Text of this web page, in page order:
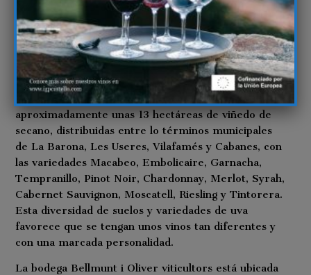
cantidad de condiciones, y el suelo es uno de los
factores que influyen en la calidad de la uva. Es por
ello que la misma variedad puede desplegar matices
diferentes dependiendo del suelo en el que ha sido
cultivada.
En la actualidad, Bellmunt I Oliver cultivan
aproximadamente unas 13 hectáreas de viñedo de
secano, distribuidas entre lo términos municipales
de La Barona, Les Useres, Vilafamés y Cabanes, con
las variedades Macabeo, Embolicaire, Garnacha,
Tempranillo, Pinot Noir, Chardonnay, Merlot, Syrah,
Cabernet Sauvignon, Moscatell, Riesling y Tintorera.
Esta diversidad de suelos y variedades de uva
favorece que se tengan unos vinos tan diferentes y
con una marcada personalidad.
La bodega Bellmunt i Oliver viticultors está ubicada